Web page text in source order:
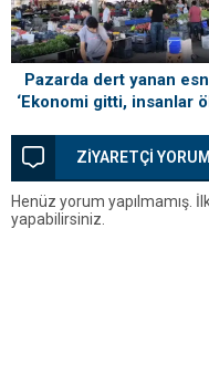
Pazarda dert yanan
‘Ekonomi gitti, insanlar
ZİYARETÇİ
Henüz yorum yapılmamış.
yapabilirsiniz.